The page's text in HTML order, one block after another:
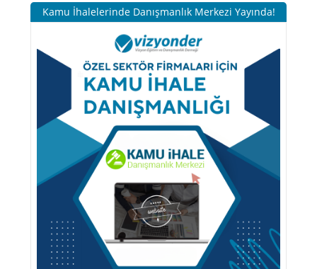
Kamu İhalelerinde Danışmanlık Merkezi Yayında!